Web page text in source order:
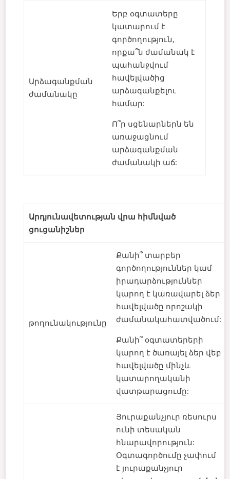
Արձագանքման
ժամանակը
Երբ օգտատերը
կատարում է
գործողություն,
որքա՞ն ժամանակ է
պահանջվում
հավելվածից
արձագանքելու
համար:
Ո՞ր սցենարներն են
առաջացնում
արձագանքման
ժամանակի աճ:
Արդյունավետության վրա հիմնված
ցուցանիշներ
թողունակությունը
Քանի՞ տարբեր
գործողություններ կամ
իրադարձություններ
կարող է կառավարել ձեր
հավելվածը որոշակի
ժամանակահատվածում:
Քանի՞ օգտատերերի
կարող է ծառայել ձեր վեբ
հավելվածը մինչև
կատարողականի
վատթարացումը:
Յուրաքանչյուր ռեսուրս
ունի տեսական
հնարավորություն:
Օգտագործումը չափում
է յուրաքանչյուր